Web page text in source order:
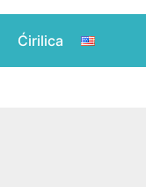
Ćirilica